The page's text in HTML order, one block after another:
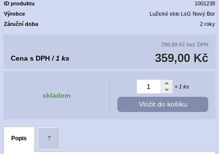
ID produktu
1001238
Výrobce
Lužické sklo LsG Nový Bor
Záruční doba
2 roky
296,69 Kč bez DPH
359,00 Kč
Cena s DPH / 1 ks
skladem
× 1 ks
Vložit do košíku
Popis ?